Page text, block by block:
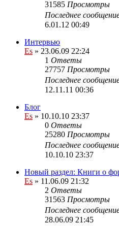
31585 Просмотры
Последнее
6.01.12 00:49
Интервью
Es » 23.06.09 22:24
1 Ответы
27757 Просмотры
Последнее
12.11.11 00:36
Блог
Es » 10.10.10 23:37
0 Ответы
25280 Просмотры
Последнее
10.10.10 23:37
Новый раздел: Книги о
Es » 11.06.09 21:32
2 Ответы
31563 Просмотры
Последнее
28.06.09 21:45